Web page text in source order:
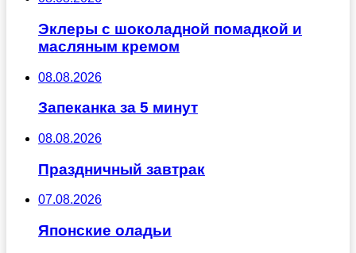
Эклеры с шоколадной помадкой и
масляным кремом
08.08.2026
Запеканка за 5 минут
08.08.2026
Праздничный завтрак
07.08.2026
Японские оладьи